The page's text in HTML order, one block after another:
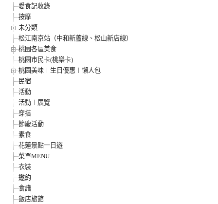
愛食記收錄
按摩
未分類
松江南京站（中和新蘆線、松山新店線）
桃園各區美食
桃園市民卡(桃樂卡)
桃園美味︱生日優惠︱懶人包
民宿
活動
活動︱展覽
穿搭
節慶活動
素食
花蓮景點一日遊
菜單MENU
衣裝
邀約
食譜
飯店旅館